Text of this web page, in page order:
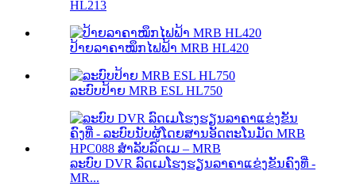
HL213
ປ້າຍລາຄາໝຶກໄຟຟ້າ MRB HL420
ລະບົບປ້າຍ MRB ESL HL750
ລະບົບ DVR ລົດເມໂຮງຮຽນລາຄາແຂ່ງຂັນຄົງທີ່ -
MR...